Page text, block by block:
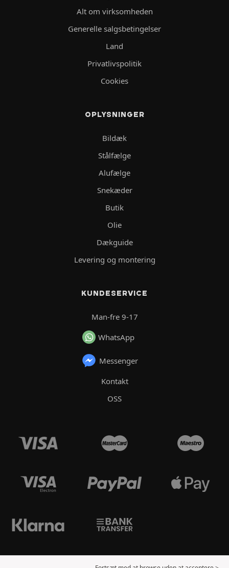
Alt om virksomheden
Generelle salgsbetingelser
Land
Privatlivspolitik
Cookies
OPLYSNINGER
Bildæk
Stålfælge
Alufælge
Snekæder
Butik
Olie
Dækguide
Levering og montering
KUNDESERVICE
Man-fre 9-17
WhatsApp
Messenger
Kontakt
OSS